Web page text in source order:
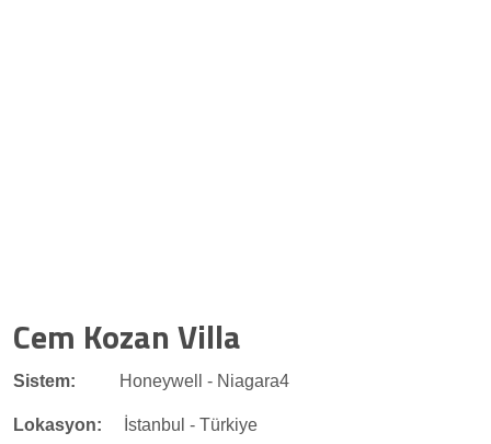
Cem Kozan Villa
Sistem: Honeywell - Niagara4
Lokasyon: İstanbul - Türkiye